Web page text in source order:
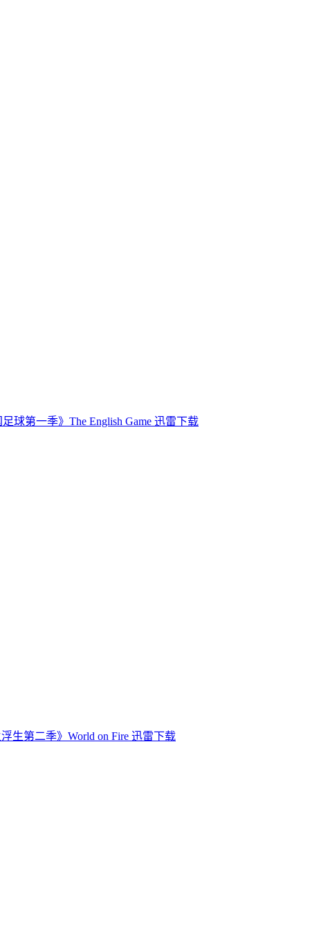
球第一季》The English Game 迅雷下载
生第二季》World on Fire 迅雷下载